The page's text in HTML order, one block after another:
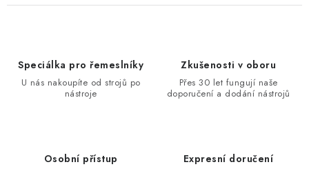
POTŘEBUJI DOBRÝ STROJ
Speciálka pro řemeslníky
U nás nakoupíte od strojů po
nástroje
Zkušenosti v oboru
Přes 30 let fungují naše
doporučení a dodání nástrojů
Osobní přístup Expresní doručení